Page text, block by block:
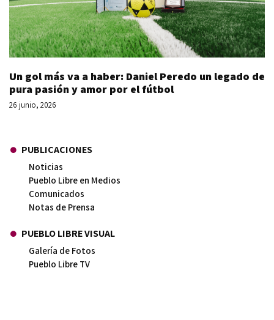
Un gol más va a haber: Daniel Peredo un legado de
pura pasión y amor por el fútbol
26 junio, 2026
PUBLICACIONES
Noticias
Pueblo Libre en Medios
Comunicados
Notas de Prensa
PUEBLO LIBRE VISUAL
Galería de Fotos
Pueblo Libre TV